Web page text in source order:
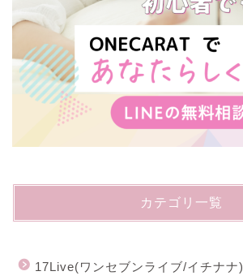
カテゴリ一覧
17Live(ワンセブンライブ/イチナナ)